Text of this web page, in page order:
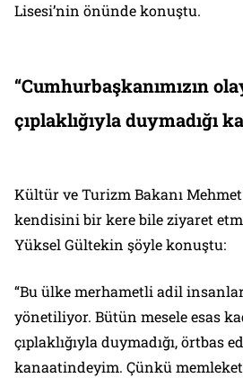
Lisesi’nin önünde konuştu.
“Cumhurbaşkanımızın
çıplaklığıyla duymadığı
Kültür ve Turizm Bakanı
kendisini bir kere bile ziyaret
Yüksel Gültekin şöyle konuştu:
“Bu ülke merhametli adil
yönetiliyor. Bütün mesele esas
çıplaklığıyla duymadığı, örtbas
kanaatindeyim. Çünkü